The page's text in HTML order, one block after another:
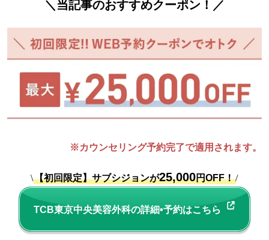
＼当記事のおすすめクーポン！／
※カウンセリング予約完了で適用されます。
\【初回限定】サブシジョンが25,000円OFF！/
TCB東京中央美容外科の詳細•予約はこちら